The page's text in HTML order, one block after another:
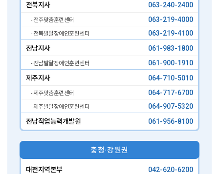
전북지사
063-240-2400
- 전주맞춤훈련센터 063-219-4000
- 전북발달장애인훈련센터
063-219-4100
전남지사
061-983-1800
- 전남발달장애인훈련센터
061-900-1910
제주지사
064-710-5010
- 제주맞춤훈련센터 064-717-6700
- 제주발달장애인훈련센터
064-907-5320
전남직업능력개발원
061-956-8100
충청∙강원권
대전지역본부 042-620-6200